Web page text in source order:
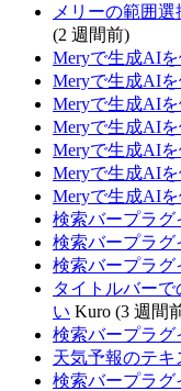
メリーの範囲
(2 週間前)
Meryで生成AI
Meryで生成AI
Meryで生成AI
Meryで生成AI
Meryで生成AI
Meryで生成AI
Meryで生成AI
検索バープラグ
検索バープラグ
検索バープラグ
タイトルバー
い Kuro (3 週間
検索バープラグ
天気予報のテキ
検索バープラグ